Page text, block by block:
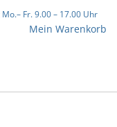
Fr. 9.00 – 17.00 Uhr
Mein Warenkorb